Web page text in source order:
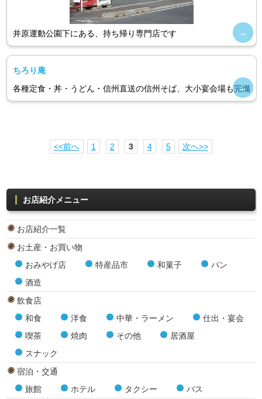
井原運動公園下にある、持ち帰り専門店です
ちろり庵
各種定食・丼・うどん・信州直送の信州そば、大小宴会場も完備
<<前へ 1 2 3 4 5 次へ>>
お店紹介メニュー
お店紹介一覧
お土産・お買い物
おみやげ店
特産品市 和菓子
パン
酒造
飲食店
和食
洋食 中華・ラーメン
仕出・宴会
喫茶
焼肉 その他
居酒屋
スナック
宿泊・交通
旅館
ホテル タクシー バス